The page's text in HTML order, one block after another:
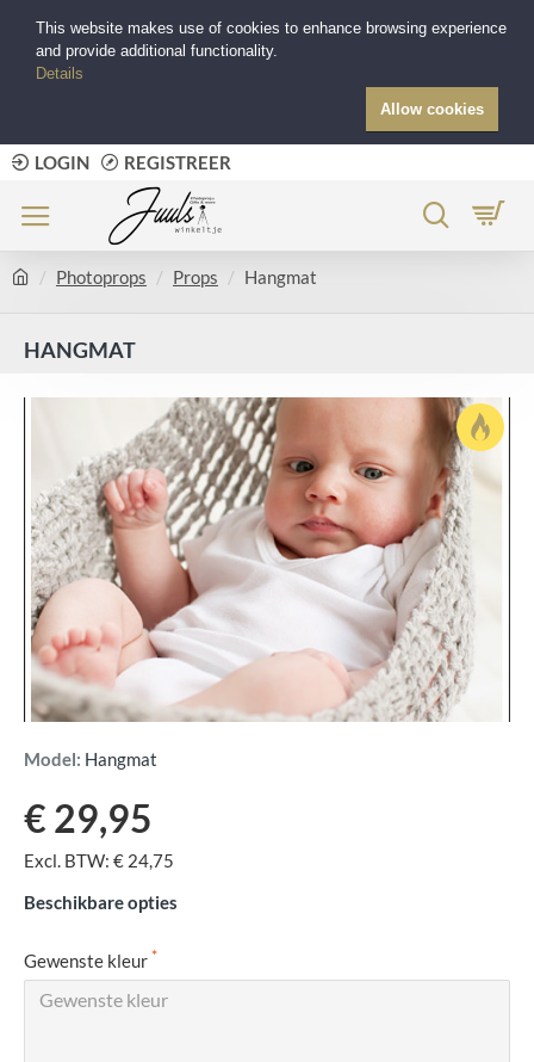
LOGIN REGISTREER
Photoprops Props Hangmat
HANGMAT
Model: Hangmat
€ 29,95
Excl. BTW: € 24,75
Beschikbare opties
Gewenste kleur
This website makes use of cookies to enhance browsing experience
and provide additional functionality.
Details
Allow cookies